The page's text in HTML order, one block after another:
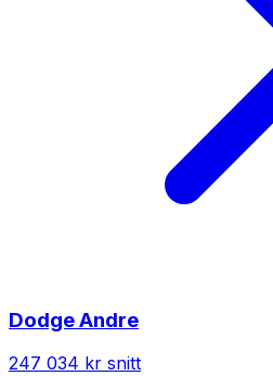
DodgeAndre
247 034 kr snitt